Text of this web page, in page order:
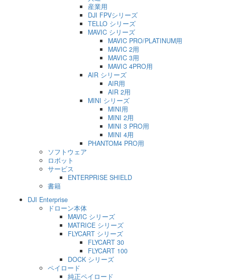
産業用
DJI FPVシリーズ
TELLO シリーズ
MAVIC シリーズ
MAVIC PRO/PLATINUM用
MAVIC 2用
MAVIC 3用
MAVIC 4PRO用
AIR シリーズ
AIR用
AIR 2用
MINI シリーズ
MINI用
MINI 2用
MINI 3 PRO用
MINI 4用
PHANTOM4 PRO用
ソフトウェア
ロボット
サービス
ENTERPRISE SHIELD
書籍
DJI Enterprise
ドローン本体
MAVIC シリーズ
MATRICE シリーズ
FLYCART シリーズ
FLYCART 30
FLYCART 100
DOCK シリーズ
ペイロード
純正ペイロード